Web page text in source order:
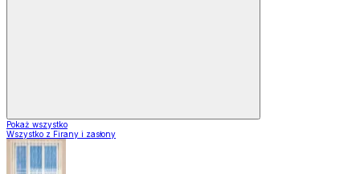
Pokaż wszystko
Wszystko z Firany i zasłony